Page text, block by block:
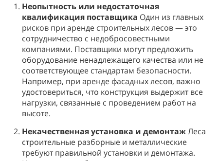
Неопытность или недостаточная
квалификация поставщика Один из главных
рисков при аренде строительных лесов — это
сотрудничество с недобросовестными
компаниями. Поставщики могут предложить
оборудование ненадлежащего качества или не
соответствующее стандартам безопасности.
Например, при аренде фасадных лесов, важно
удостовериться, что конструкция выдержит все
нагрузки, связанные с проведением работ на
высоте.
Некачественная установка и демонтажЛеса
строительные разборные и металлические
требуют правильной установки и демонтажа.